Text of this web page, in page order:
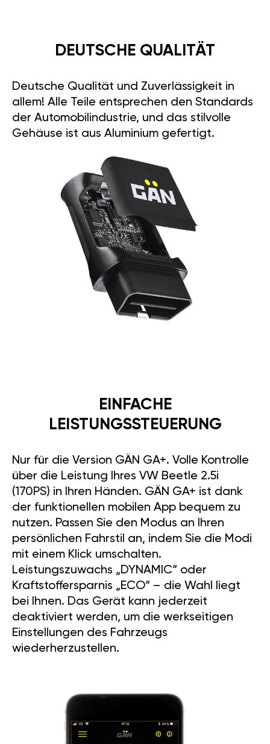
DEUTSCHE QUALITÄT
Deutsche Qualität und Zuverlässigkeit in
allem! Alle Teile entsprechen den Standards
der Automobilindustrie, und das stilvolle
Gehäuse ist aus Aluminium gefertigt.
EINFACHE
LEISTUNGSSTEUERUNG
Nur für die Version GÄN GA+. Volle Kontrolle
über die Leistung Ihres VW Beetle 2.5i
(170PS) in Ihren Händen. GÄN GA+ ist dank
der funktionellen mobilen App bequem zu
nutzen. Passen Sie den Modus an Ihren
persönlichen Fahrstil an, indem Sie die Modi
mit einem Klick umschalten.
Leistungszuwachs „DYNAMIC“ oder
Kraftstoffersparnis „ECO“ – die Wahl liegt
bei Ihnen. Das Gerät kann jederzeit
deaktiviert werden, um die werkseitigen
Einstellungen des Fahrzeugs
wiederherzustellen.